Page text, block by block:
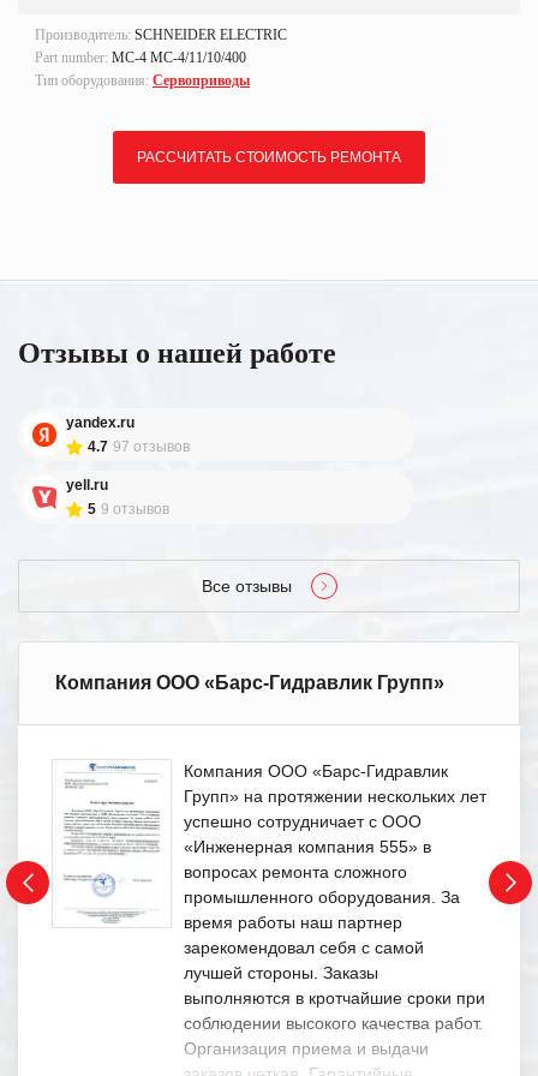
Производитель: SCHNEIDER ELECTRIC
Part number: MC-4 MC-4/11/10/400
Тип оборудования: Сервоприводы
РАССЧИТАТЬ СТОИМОСТЬ РЕМОНТА
Отзывы о нашей работе
yandex.ru
4.7 97 отзывов
yell.ru
5 9 отзывов
Все отзывы
Компания ООО «Барс-Гидравлик Групп»
Компания ООО «Барс-Гидравлик
Групп» на протяжении нескольких лет
успешно сотрудничает с ООО
«Инженерная компания 555» в
вопросах ремонта сложного
промышленного оборудования. За
время работы наш партнер
зарекомендовал себя с самой
лучшей стороны. Заказы
выполняются в кротчайшие сроки при
соблюдении высокого качества работ.
Организация приема и выдачи